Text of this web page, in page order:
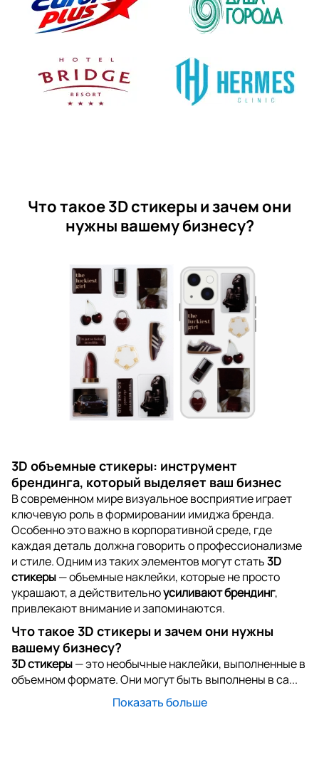
Что такое 3D стикеры и зачем они
нужны вашему бизнесу?
3D объемные стикеры: инструмент
брендинга, который выделяет ваш бизнес
В современном мире визуальное восприятие играет
ключевую роль в формировании имиджа бренда.
Особенно это важно в корпоративной среде, где
каждая деталь должна говорить о профессионализме
и стиле. Одним из таких элементов могут стать3D
стикеры— объемные наклейки, которые не просто
украшают, а действительноусиливают брендинг,
привлекают внимание и запоминаются.
Что такое 3D стикеры и зачем они нужны
вашему бизнесу?
3D стикеры— это необычные наклейки, выполненные в
объемном формате. Они могут быть выполнены в са...
Показать больше